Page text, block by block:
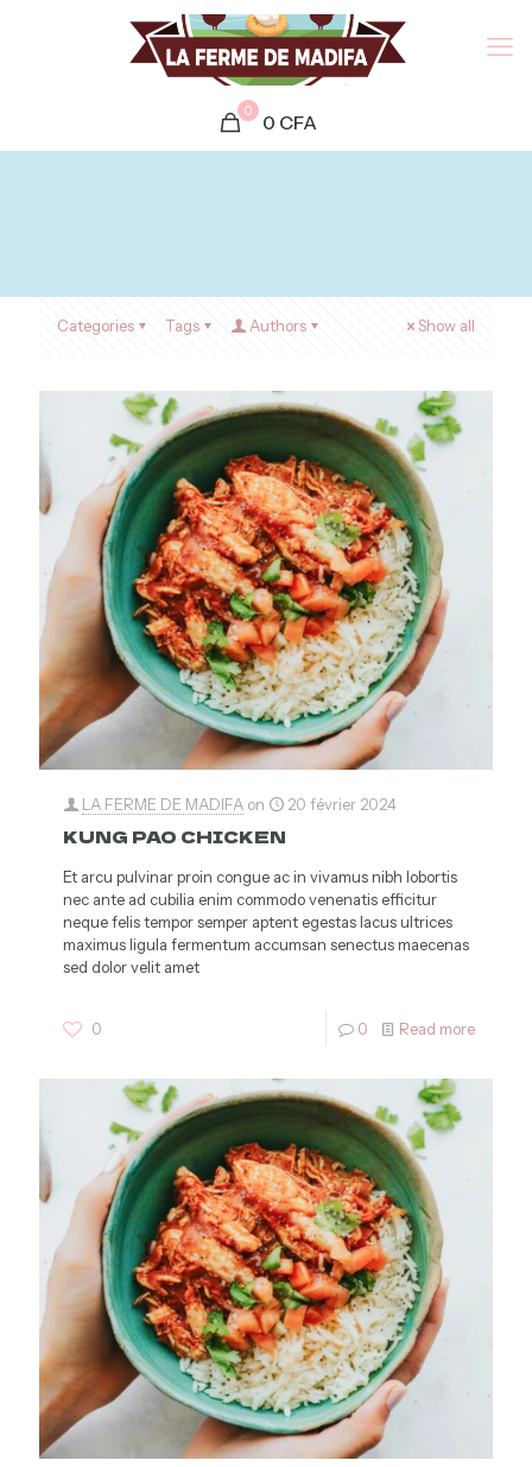
0 0 CFA
Categories Tags Authors Show all
LA FERME DE MADIFA on 20 février 2024
KUNG PAO CHICKEN
Et arcu pulvinar proin congue ac in vivamus nibh lobortis
nec ante ad cubilia enim commodo venenatis efficitur
neque felis tempor semper aptent egestas lacus ultrices
maximus ligula fermentum accumsan senectus maecenas
sed dolor velit amet
0 0 Read more